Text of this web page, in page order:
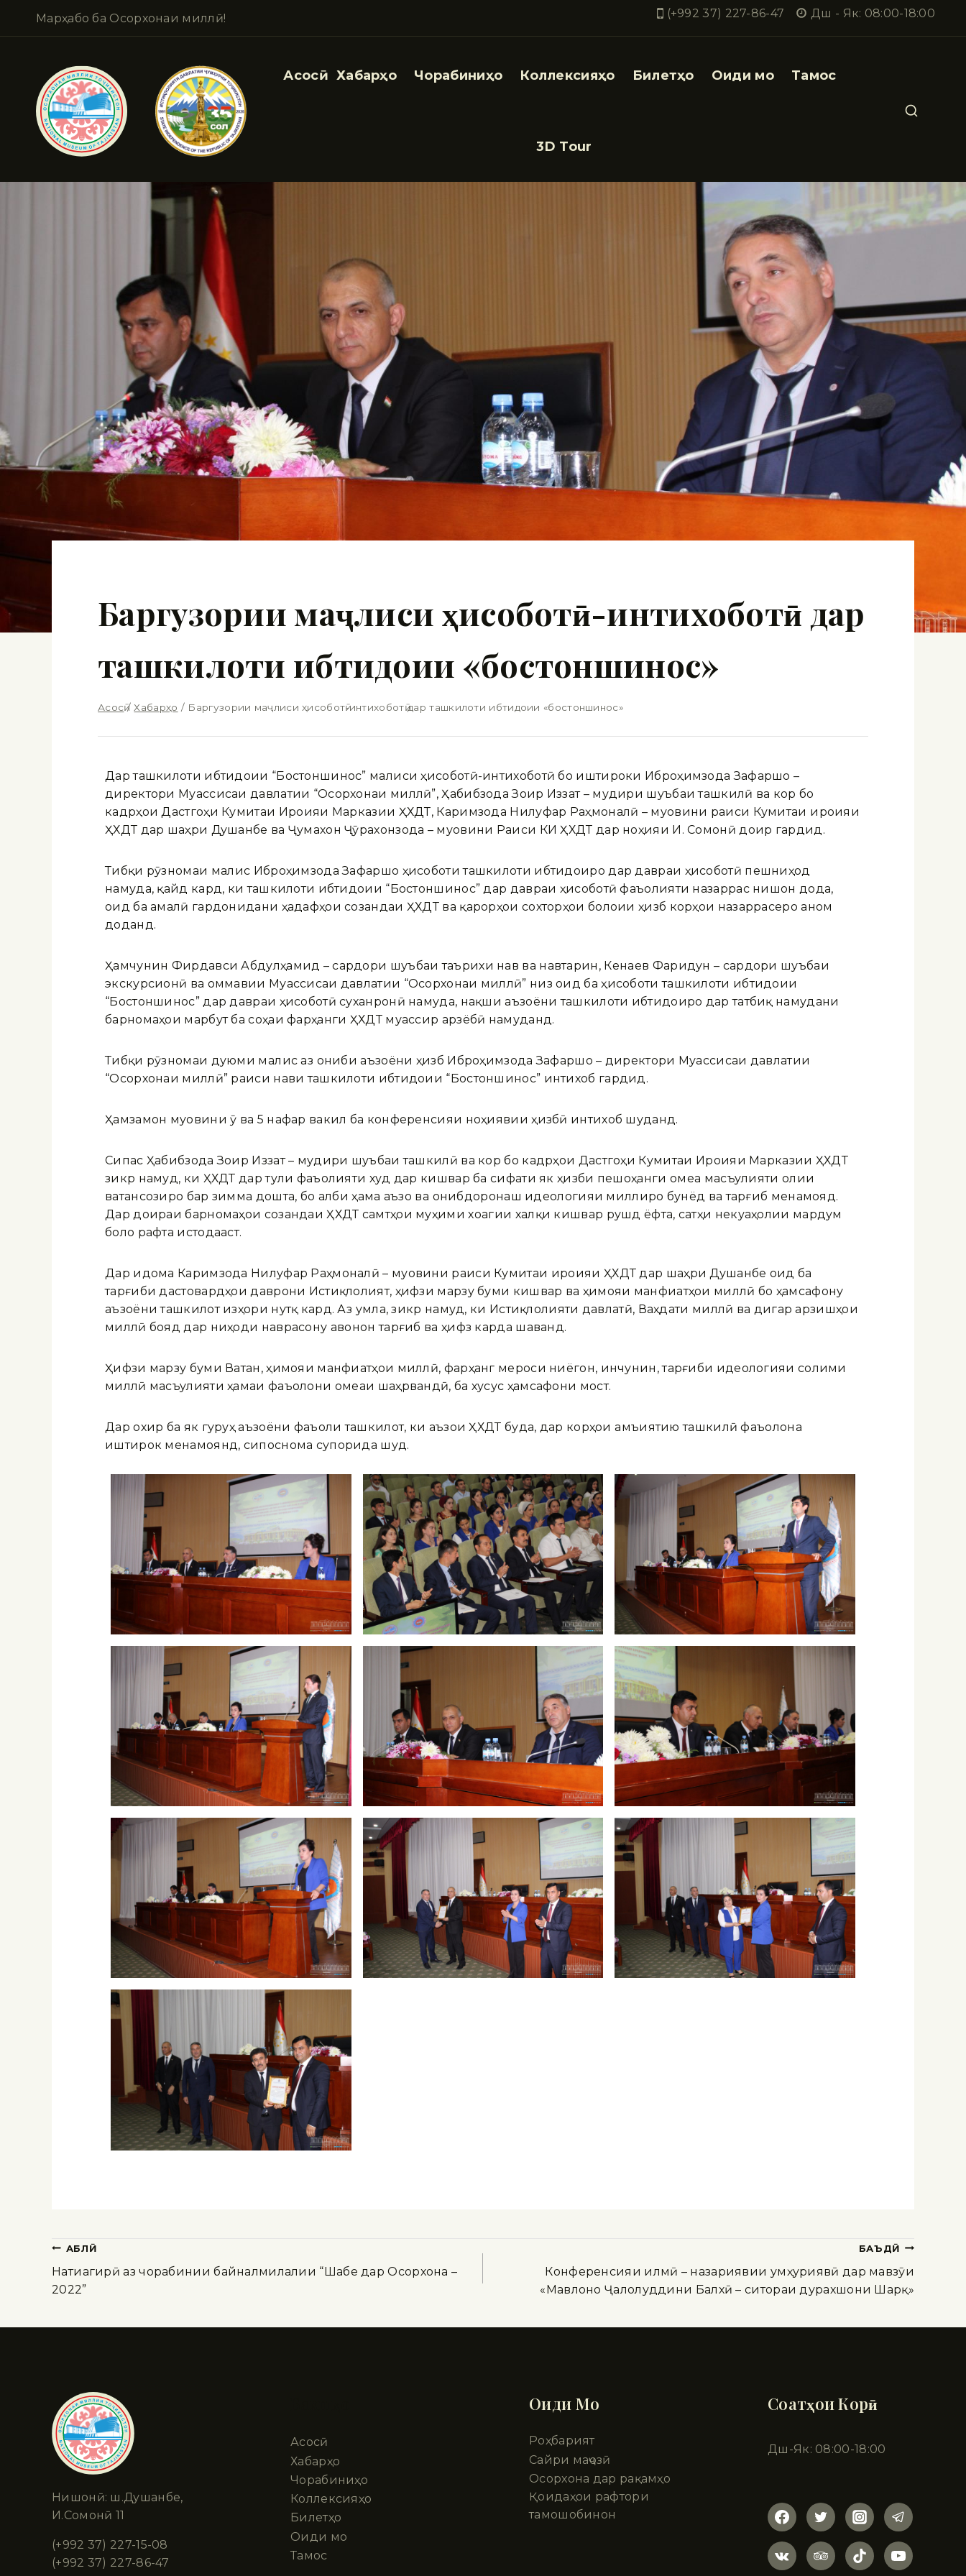
Марҳабо ба Осорхонаи миллӣ! (+992 37) 227-86-47 Дш - Як: 08:00-18:00
Асосӣ Хабарҳо Чорабиниҳо Коллексияҳо Билетҳо Оиди мо Тамос
3D Tour
Баргузории маҷлиси ҳисоботӣ-интихоботӣ дар
ташкилоти ибтидоии «бостоншинос»
Асосӣ / Хабарҳо / Баргузории маҷлиси ҳисоботӣ-интихоботӣ дар ташкилоти ибтидоии «бостоншинос»
Дар ташкилоти ибтидоии “Бостоншинос” маҷлиси ҳисоботӣ-интихоботӣ бо иштироки Иброҳимзода Зафаршо –
директори Муассисаи давлатии “Осорхонаи миллӣ”, Ҳабибзода Зоир Иззат – мудири шуъбаи ташкилӣ ва кор бо
кадрҳои Дастгоҳи Кумитаи Иҷроияи Марказии ҲХДТ, Каримзода Нилуфар Раҳмоналӣ – муовини раиси Кумитаи иҷроияи
ҲХДТ дар шаҳри Душанбе ва Ҷумахон Ҷӯрахонзода – муовини Раиси КИ ҲХДТ дар ноҳияи И. Сомонӣ доир гардид.
Тибқи рӯзномаи маҷлис Иброҳимзода Зафаршо ҳисоботи ташкилоти ибтидоиро дар давраи ҳисоботӣ пешниҳод
намуда, қайд кард, ки ташкилоти ибтидоии “Бостоншинос” дар давраи ҳисоботӣ фаъолияти назаррас нишон дода,
оид ба амалӣ гардонидани ҳадафҳои созандаи ҲХДТ ва қарорҳои сохторҳои болоии ҳизб корҳои назаррасеро анҷом
доданд.
Ҳамчунин Фирдавси Абдулҳамид – сардори шуъбаи таърихи нав ва навтарин, Кенҷаев Фаридун – сардори шуъбаи
экскурсионӣ ва оммавии Муассисаи давлатии “Осорхонаи миллӣ” низ оид ба ҳисоботи ташкилоти ибтидоии
“Бостоншинос” дар давраи ҳисоботӣ суханронӣ намуда, нақши аъзоёни ташкилоти ибтидоиро дар татбиқ намудани
барномаҳои марбут ба соҳаи фарҳанги ҲХДТ муассир арзёбӣ намуданд.
Тибқи рӯзномаи дуюми маҷлис аз ҷониби аъзоёни ҳизб Иброҳимзода Зафаршо – директори Муассисаи давлатии
“Осорхонаи миллӣ” раиси нави ташкилоти ибтидоии “Бостоншинос” интихоб гардид.
Ҳамзамон муовини ӯ ва 5 нафар вакил ба конференсияи ноҳиявии ҳизбӣ интихоб шуданд.
Сипас Ҳабибзода Зоир Иззат – мудири шуъбаи ташкилӣ ва кор бо кадрҳои Дастгоҳи Кумитаи Иҷроияи Марказии ҲХДТ
зикр намуд, ки ҲХДТ дар тули фаъолияти худ дар кишвар ба сифати як ҳизби пешоҳанги ҷомеа масъулияти олии
ватансозиро бар зимма дошта, бо ҷалби ҳама аъзо ва ҷонибдоронаш идеологияи миллиро бунёд ва тарғиб менамояд.
Дар доираи барномаҳои созандаи ҲХДТ самтҳои муҳими хоҷагии халқи кишвар рушд ёфта, сатҳи некуаҳолии мардум
боло рафта истодааст.
Дар идома Каримзода Нилуфар Раҳмоналӣ – муовини раиси Кумитаи иҷроияи ҲХДТ дар шаҳри Душанбе оид ба
тарғиби дастовардҳои даврони Истиқлолият, ҳифзи марзу буми кишвар ва ҳимояи манфиатҳои миллӣ бо ҳамсафону
аъзоёни ташкилот изҳори нутқ кард. Аз ҷумла, зикр намуд, ки Истиқлолияти давлатӣ, Ваҳдати миллӣ ва дигар арзишҳои
миллӣ бояд дар ниҳоди наврасону ҷавонон тарғиб ва ҳифз карда шаванд.
Ҳифзи марзу буми Ватан, ҳимояи манфиатҳои миллӣ, фарҳанг мероси ниёгон, инчунин, тарғиби идеологияи солими
миллӣ масъулияти ҳамаи фаъолони ҷомеаи шаҳрвандӣ, ба хусус ҳамсафони мост.
Дар охир ба як гуруҳ аъзоёни фаъоли ташкилот, ки аъзои ҲХДТ буда, дар корҳои ҷамъиятию ташкилӣ фаъолона
иштирок менамоянд, сипоснома супорида шуд.
ҚАБЛӢ
Натиҷагирӣ аз чорабинии байналмилалии “Шабе дар Осорхона –
2022”
БАЪДӢ
Конференсияи илмӣ – назариявии ҷумҳуриявӣ дар мавзӯи
«Мавлоно Ҷалолуддини Балхӣ – ситораи дурахшони Шарқ»
Нишонӣ: ш.Душанбе,
И.Сомонӣ 11
(+992 37) 227-15-08
(+992 37) 227-86-47
Асосӣ
Хабарҳо
Чорабиниҳо
Коллексияҳо
Билетҳо
Оиди мо
Тамос
Оиди Мо
Роҳбарият
Сайри маҷозӣ
Осорхона дар рақамҳо
Қоидаҳои рафтори
тамошобинон
Соатҳои Корӣ
Дш-Як: 08:00-18:00